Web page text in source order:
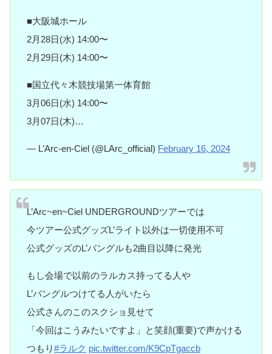
■大阪城ホール
2月28日(水) 14:00〜
2月29日(木) 14:00〜
■国立代々木競技場第一体育館
3月06日(水) 14:00〜
3月07日(木)…
— L’Arc-en-Ciel (@LArc_official) February 16, 2024
L’Arc~en~Ciel UNDERGROUNDツアーでは
今ツアー公式グッズL’ライト以外は一切使用不可
公式グッズのL’バングルも2曲目以降に発光
もし会場で以前のラルカス持ってる人や
L’バングルつけてる人がいたら
公式さんのこのスクショ見せて
「今回はこうみたいですよ」と笑顔(重要)で声かける
つもり#ラルク pic.twitter.com/K9CpTgaccb